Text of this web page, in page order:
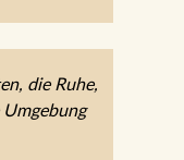
die Ruhe,